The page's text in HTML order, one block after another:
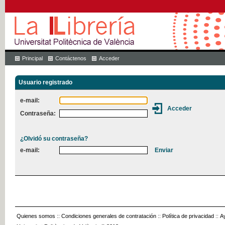
Principal Contáctenos Acceder
Usuario registrado
e-mail:
Contraseña:
¿Olvidó su contraseña?
e-mail:
Quienes somos :: Condiciones generales de contratación :: Política de privacidad ::